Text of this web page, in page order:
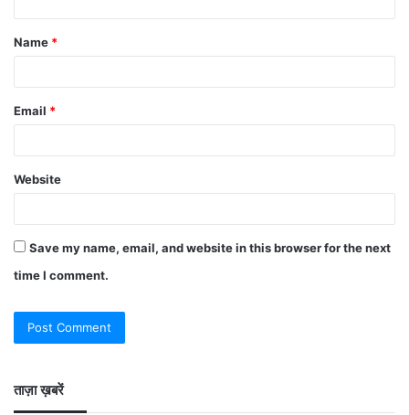
Name *
Email *
Website
Save my name, email, and website in this browser for the next
time I comment.
ताज़ा ख़बरें